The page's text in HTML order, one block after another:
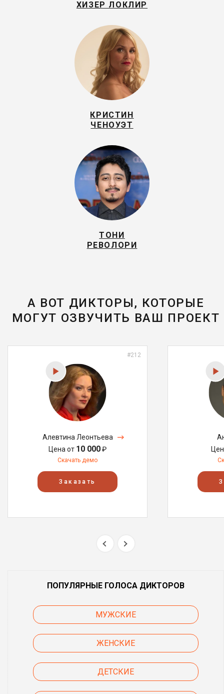
ХИЗЕР ЛОКЛИР
КРИСТИН
ЧЕНОУЭТ
ТОНИ
РЕВОЛОРИ
А ВОТ ДИКТОРЫ, КОТОРЫЕ
МОГУТ ОЗВУЧИТЬ ВАШ ПРОЕКТ
#212
Алевтина Леонтьева
Цена от 10 000₽
Скачать демо
Заказать
ПОПУЛЯРНЫЕ ГОЛОСА ДИКТОРОВ
МУЖСКИЕ
ЖЕНСКИЕ
ДЕТСКИЕ